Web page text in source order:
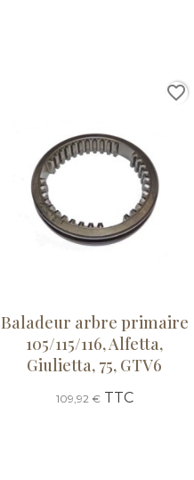
Baladeur arbre primaire
105/115/116, Alfetta,
Giulietta, 75, GTV6
109,92 €TTC
favorite_border